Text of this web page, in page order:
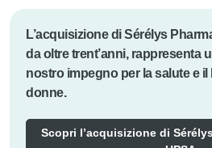
L’acquisizione di Sérélys
da oltre trent’anni, rappresenta
nostro impegno per la salute e il
donne.
Scopri l’acquisizione di